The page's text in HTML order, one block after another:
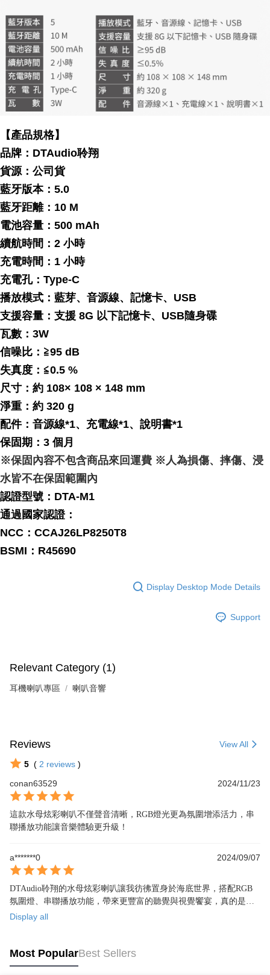
【產品規格】
品牌：DTAudio聆翔
貨源：公司貨
藍牙版本：5.0
藍牙距離：10 M
電池容量：500 mAh
續航時間：2 小時
充電時間：1 小時
充電孔：Type-C
播放模式：藍芽、音源線、記憶卡、USB
支援容量：支援 8G 以下記憶卡、USB隨身碟
瓦數：3W
信噪比：≧95 dB
失真度：≦0.5 %
尺寸：約 108× 108 × 148 mm
淨重：約 320 g
配件：音源線*1、充電線*1、說明書*1
保固期：3 個月
※保固內容不包含商品來回運費 ※人為損傷、摔傷、浸
水皆不在保固範圍內
認證型號：DTA-M1
通過國家認證：
NCC： CCAJ26LP8250T8
BSMI：R45690
Display Desktop Mode Details
Support
Relevant Category (1)
耳機喇叭專區 喇叭音響
Reviews View All
5 ( 2 reviews )
conan63529
2024/11/23
這款水母炫彩喇叭不僅聲音清晰，RGB燈光更為氛圍增添活力，串
聯播放功能讓音樂體驗更升級！
a*******0 2024/09/07
DTAudio聆翔的水母炫彩喇叭讓我彷彿置身於海底世界，搭配RGB
氛圍燈、串聯播放功能，帶來更豐富的聽覺與視覺饗宴，真的是超
讚的選擇！
Display all
Most PopularBest Sellers